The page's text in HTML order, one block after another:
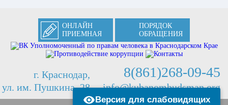
ОНЛАЙН
ПРИЕМНАЯ
ПОРЯДОК
ОБРАЩЕНИЯ
г. Краснодар,
ул. им. Пушкина, 28
8(861)268-09-45
info@kubanombudsman.org
Версия для слабовидящих